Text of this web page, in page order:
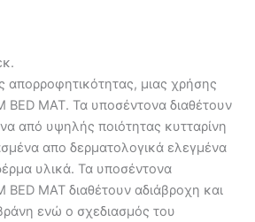
απορροφητικότητας, μιας χρήσης
BED MAT. Τα υποσέντονα διαθέτουν
από υψηλής ποιότητας κυτταρίνη
απο δερματολογικά ελεγμένα
υλικά. Τα υποσέντονα
BED MAT διαθέτουν αδιάβροχη και
ενώ ο σχεδιασμός του